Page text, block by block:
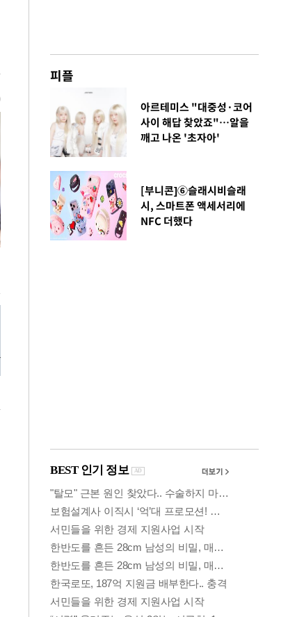
피플
아르테미스 "대중성·코어
사이 해답 찾았죠"…알을
깨고 나온 '초자아'
[부니콘]⑥슬래시비슬래
시, 스마트폰 액세서리에
NFC 더했다